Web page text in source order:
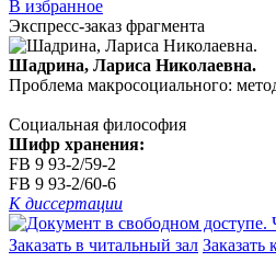
В избранное
Экспресс-заказ фрагмента
Шадрина, Лариса Николаевна.
Проблема макросоциального:
Социальная философия
Шифр хранения:
FB 9 93-2/59-2
FB 9 93-2/60-6
К диссертации
Заказать в читальный зал Заказать